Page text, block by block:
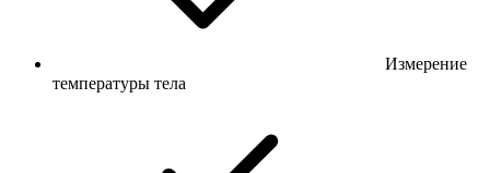
Измерение
температуры тела